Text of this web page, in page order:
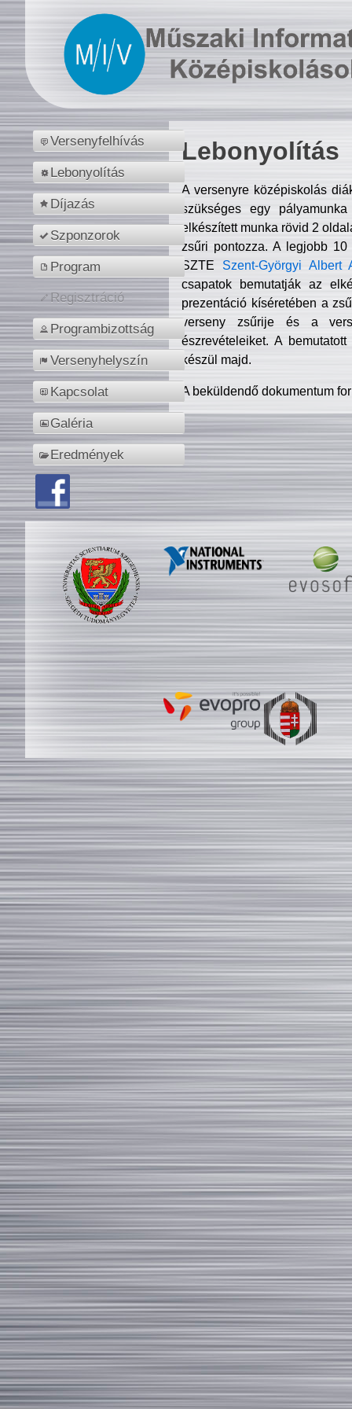
Versenyfelhívás
Lebonyolítás
Díjazás
Szponzorok
Program
Regisztráció
Programbizottság
Versenyhelyszín
Kapcsolat
Galéria
Eredmények
Lebonyolítás
A versenyre középiskolás
szükséges egy
elkészített munka rövid 2
zsűri pontozza. A legjobb
SZTE Szent-Györgyi Albert
csapatok bemutatják az
prezentáció kíséretében a
verseny zsűrije és a
észrevételeiket. A
készül majd.
A beküldendő dokumentum